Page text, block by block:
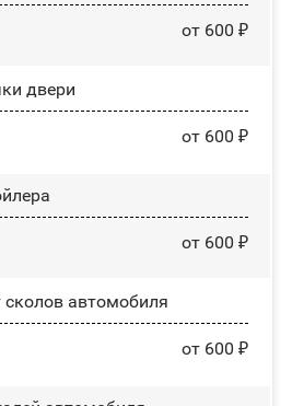
от 600 ₽
двери
от 600 ₽
от 600 ₽
автомобиля
от 600 ₽